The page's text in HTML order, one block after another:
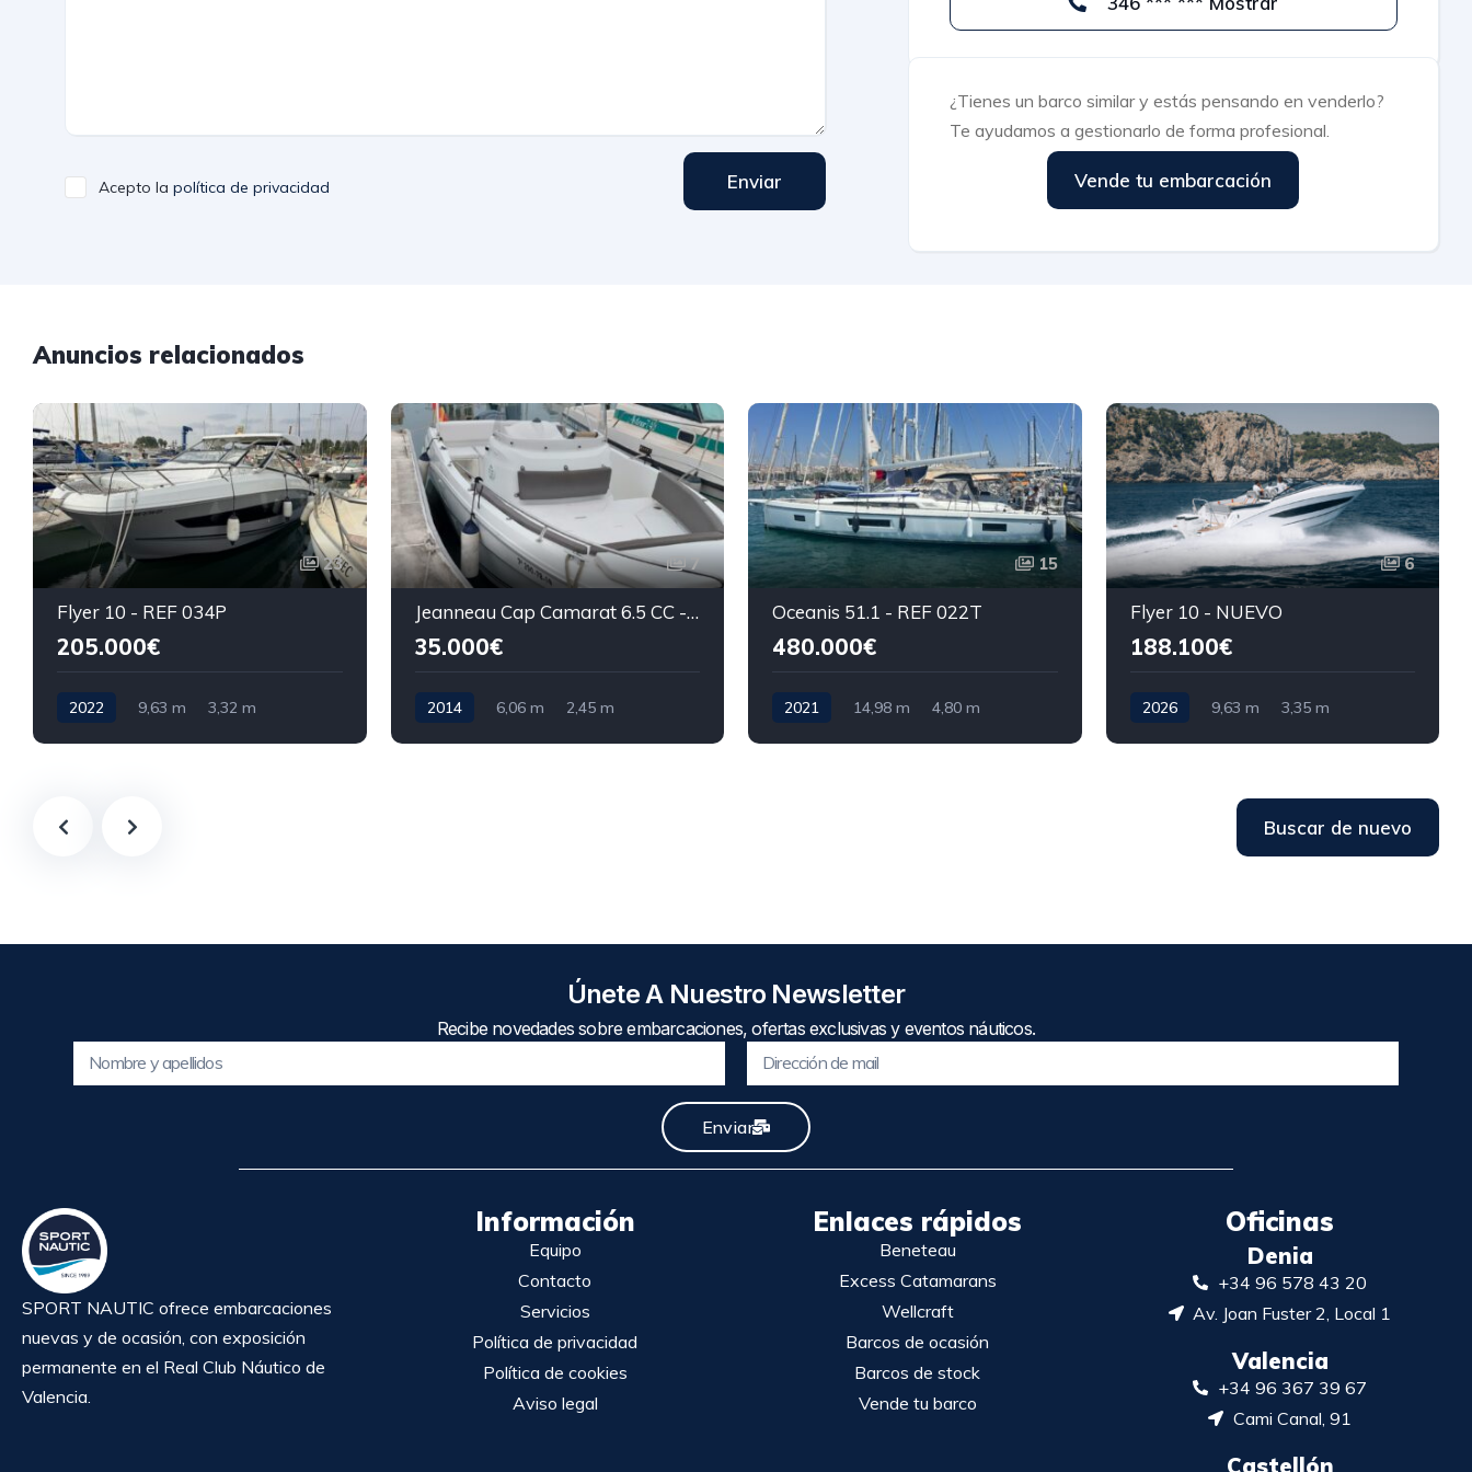
Acepto la política de privacidad Enviar
¿Tienes un barco similar y estás pensando en venderlo?
Te ayudamos a gestionarlo de forma profesional.
Vende tu embarcación
Anuncios relacionados
23
Flyer 10 - REF 034P
205.000€
2022 9,63 m 3,32 m
7
Jeanneau Cap Camarat 6.5 CC - REF 025P
35.000€
2014 6,06 m 2,45 m
15
Oceanis 51.1 - REF 022T
480.000€
2021 14,98 m 4,80 m
6
Flyer 10 - NUEVO
188.100€
2026 9,63 m 3,35 m
Buscar de nuevo
Únete A Nuestro Newsletter
Recibe novedades sobre embarcaciones, ofertas exclusivas y eventos náuticos.
Enviar
SPORT NAUTIC ofrece embarcaciones
nuevas y de ocasión, con exposición
permanente en el Real Club Náutico de
Valencia.
Información
Equipo
Contacto
Servicios
Política de privacidad
Política de cookies
Aviso legal
Enlaces rápidos
Beneteau
Excess Catamarans
Wellcraft
Barcos de ocasión
Barcos de stock
Vende tu barco
Oficinas
Denia
+34 96 578 43 20
Av. Joan Fuster 2, Local 1
Valencia
+34 96 367 39 67
Cami Canal, 91
Castellón